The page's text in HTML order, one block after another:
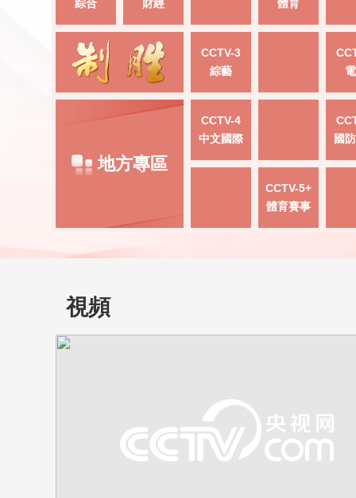
綜合 財經 體育
CCTV-3
綜藝
地方專區
CCTV-4
中文國際
國
CCTV-5+
體育賽事
視頻